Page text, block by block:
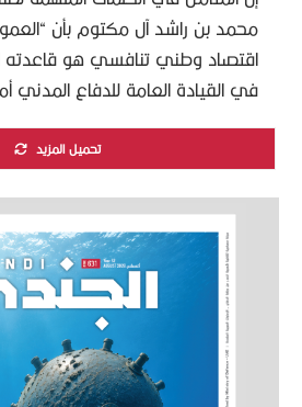
محمد بن راشد آل مكتوم بأن
اقتصاد وطني تنافسي هو قاعدته
في القيادة العامة للدفاع المدني
تحميل المزيد